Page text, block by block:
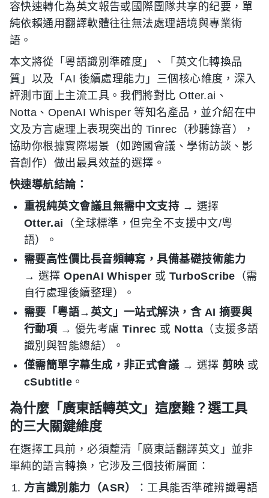
容快速轉化為英文報告或國際團隊共享的纪要，單
純依賴通用翻譯軟體往往無法處理語境與專業術
語。
本文將從「粵語識別準確度」、「英文化轉換品
質」以及「AI 後續處理能力」三個核心維度，深入
評測市面上主流工具。我們將對比 Otter.ai、
Notta、OpenAI Whisper 等知名產品，並介紹在中
文及方言處理上表現突出的 Tinrec（秒聽錄音），
協助你根據實際場景（如跨國會議、學術訪談、影
音創作）做出最具效益的選擇。
快速導航結論：
重視純英文會議且無需中文支持 → 選擇
Otter.ai （全球標準，但完全不支援中文/粵
語）。
需要高性價比長音頻轉寫，具備基礎技術能力
→ 選擇OpenAI Whisper 或 TurboScribe （需
自行處理後續整理）。
需要「粵語→英文」一站式解決，含 AI 摘要與
行動項 → 優先考慮 Tinrec 或 Notta （支援多語
識別與智能總結）。
僅需簡單字幕生成，非正式會議 → 選擇 剪映 或
cSubtitle 。
為什麼「廣東話轉英文」這麼難？選工具
的三大關鍵維度
在選擇工具前，必須釐清「廣東話翻譯英文」並非
單純的語言轉換，它涉及三個技術層面：
方言識別能力（ASR）
：工具能否準確辨識粵語